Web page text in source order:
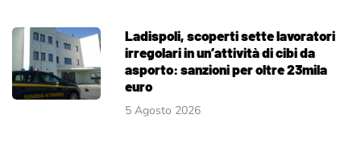
Ladispoli, scoperti sette lavoratori
irregolari in un’attività di cibi da
asporto: sanzioni per oltre 23mila
euro
5 Agosto 2026